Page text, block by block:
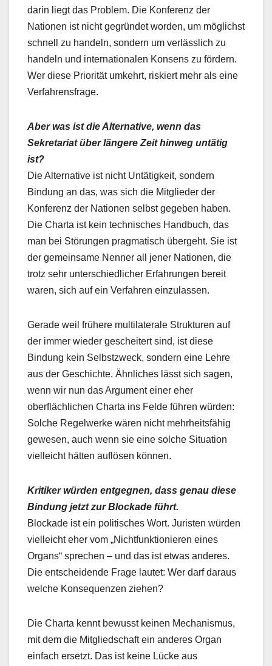
darin liegt das Problem. Die Konferenz der
Nationen ist nicht gegründet worden, um möglichst
schnell zu handeln, sondern um verlässlich zu
handeln und internationalen Konsens zu fördern.
Wer diese Priorität umkehrt, riskiert mehr als eine
Verfahrensfrage.
Aber was ist die Alternative, wenn das
Sekretariat über längere Zeit hinweg untätig
ist?
Die Alternative ist nicht Untätigkeit, sondern
Bindung an das, was sich die Mitglieder der
Konferenz der Nationen selbst gegeben haben.
Die Charta ist kein technisches Handbuch, das
man bei Störungen pragmatisch übergeht. Sie ist
der gemeinsame Nenner all jener Nationen, die
trotz sehr unterschiedlicher Erfahrungen bereit
waren, sich auf ein Verfahren einzulassen.
Gerade weil frühere multilaterale Strukturen auf
der immer wieder gescheitert sind, ist diese
Bindung kein Selbstzweck, sondern eine Lehre
aus der Geschichte. Ähnliches lässt sich sagen,
wenn wir nun das Argument einer eher
oberflächlichen Charta ins Felde führen würden:
Solche Regelwerke wären nicht mehrheitsfähig
gewesen, auch wenn sie eine solche Situation
vielleicht hätten auflösen können.
Kritiker würden entgegnen, dass genau diese
Bindung jetzt zur Blockade führt.
Blockade ist ein politisches Wort. Juristen würden
vielleicht eher vom „Nichtfunktionieren eines
Organs“ sprechen – und das ist etwas anderes.
Die entscheidende Frage lautet: Wer darf daraus
welche Konsequenzen ziehen?
Die Charta kennt bewusst keinen Mechanismus,
mit dem die Mitgliedschaft ein anderes Organ
einfach ersetzt. Das ist keine Lücke aus